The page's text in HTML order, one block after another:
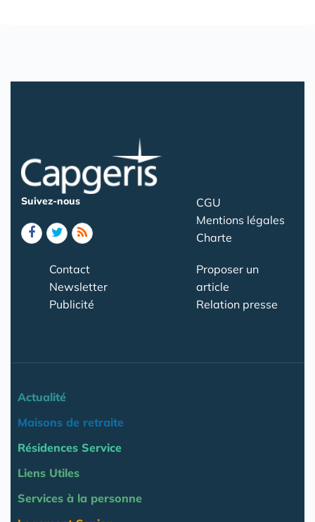
Suivez-nous
CGU
Mentions légales
Charte
Contact
Newsletter
Publicité
Proposer un
article
Relation presse
Actualité
Maisons de retraite
Résidences Service
Liens Utiles
Services à la personne